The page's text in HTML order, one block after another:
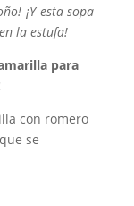
¡Y esta sopa
la estufa!
para